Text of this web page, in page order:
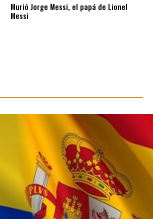
Murió Jorge Messi, el papá de Lionel
Messi